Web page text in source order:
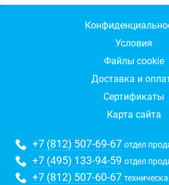
Условия
Файлы cookie
Доставка и
Сертификаты
Карта сайта
+7 (812) 507-69-67 отдел
+7 (495) 133-94-59 отдел
+7 (812) 507-60-67